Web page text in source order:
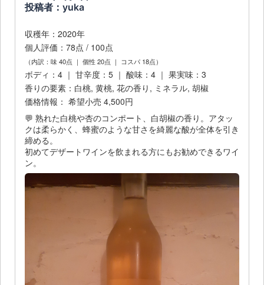
投稿者：yuka
収穫年：2020年
個人評価：78点 / 100点
（内訳：味 40点 ｜ 個性 20点 ｜ コスパ 18点）
ボディ：4 ｜ 甘辛度：5 ｜ 酸味：4 ｜ 果実味：3
香りの要素：白桃, 黄桃, 花の香り, ミネラル, 胡椒
価格情報： 希望小売 4,500円
💬 熟れた白桃や杏のコンポート、白胡椒の香り。アタッ
クは柔らかく、蜂蜜のような甘さを綺麗な酸が全体を引き
締める。
初めてデザートワインを飲まれる方にもお勧めできるワイ
ン。